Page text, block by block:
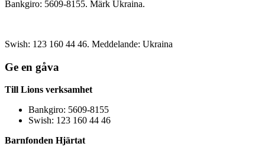
Bankgiro: 5609-8155. Märk Ukraina.
Swish: 123 160 44 46. Meddelande: Ukraina
Ge en gåva
Till Lions verksamhet
Bankgiro: 5609-8155
Swish: 123 160 44 46
Barnfonden Hjärtat